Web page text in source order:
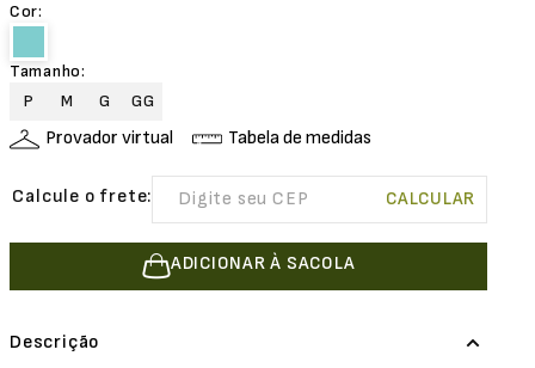
Cor:
Tamanho:
P
M G GG
Provador virtual Tabela de medidas
ADICIONAR À SACOLA
Descrição